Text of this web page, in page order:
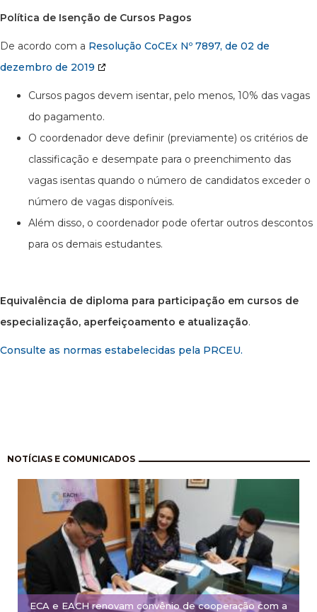
Política de Isenção de Cursos Pagos
De acordo com a Resolução CoCEx Nº 7897, de 02 de
dezembro de 2019
Cursos pagos devem isentar, pelo menos, 10% das vagas
do pagamento.
O coordenador deve definir (previamente) os critérios de
classificação e desempate para o preenchimento das
vagas isentas quando o número de candidatos exceder o
número de vagas disponíveis.
Além disso, o coordenador pode ofertar outros descontos
para os demais estudantes.
Equivalência de diploma para participação em cursos de
especialização, aperfeiçoamento e atualização.
Consulte as normas estabelecidas pela PRCEU.
NOTÍCIAS E COMUNICADOS
ECA e EACH renovam convênio de cooperação com a
Paginação